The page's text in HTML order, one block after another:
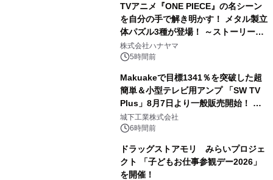
TVアニメ『ONE PIECE』の名シーン
を自分の手で解き明かす！ メタル製立
体パズル3種が登場！ ～ストーリーと
ギミックが融合した 大人の体験型パズ
ルが8月7日(金)12時より先行予約受付
株式会社ハナヤマ
5時間前
Makuakeで目標1341％を突破した超
簡単＆小型テレビ用アンプ 「SW TV
Plus」8月7日より一般販売開始！ ケ
ーブル1本つなぐだけ、テレビの音が
ぐっと豊かに
城下工業株式会社
6時間前
ドラッグストアモリ みらいプロジェ
クト 「子どもお仕事参観デー2026」
を開催！